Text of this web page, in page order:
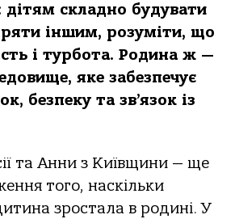
дітям складно будувати
іншим, розуміти, що
і турбота. Родина ж —
яке забезпечує
безпеку та зв’язок із
та Анни з Київщини — ще
того, наскільки
зростала в родині. У